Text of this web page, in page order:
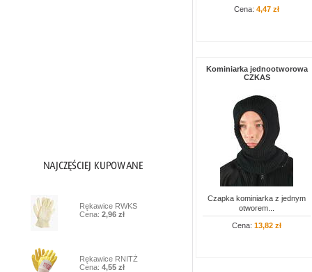
Rękawice RWKS
Cena: 2,96 zł
Rękawice RNITŻ
Cena: 4,55 zł
Cena: 4,47 zł
Kominiarka jednootworowa
CZKAS
Czapka kominiarka z jednym
otworem...
Cena: 13,82 zł